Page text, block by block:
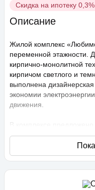
Скидка на ипотеку 0,3%
Описание
Жилой комплекс
переменной этажности.
кирпично-монолитной
кирпичом светлого и
выполнена
экономии
движения.
В комплексе
решений: в наличии
европланировки. Они
высота потолков